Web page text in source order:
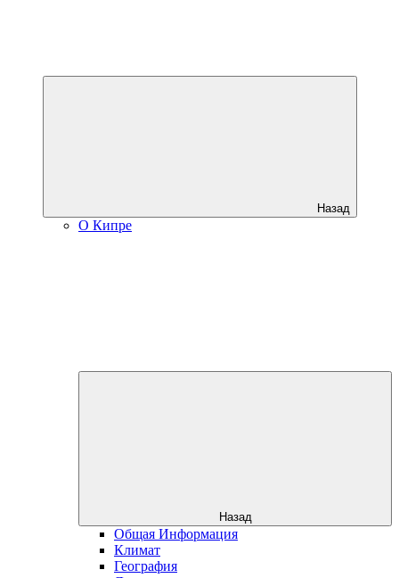
Назад
О Кипре
Назад
Общая Информация
Климат
География